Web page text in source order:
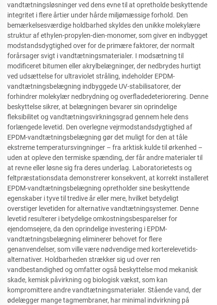
vandtætningsløsninger ved dens evne til at opretholde beskyttende
integritet i flere årtier under hårde miljømæssige forhold. Den
bemærkelsesværdige holdbarhed skyldes den unikke molekylære
struktur af ethylen-propylen-dien-monomer, som giver en indbygget
modstandsdygtighed over for de primære faktorer, der normalt
forårsager svigt i vandtætningsmaterialer. I modsætning til
modificeret bitumen eller akrylbelægninger, der nedbrydes hurtigt
ved udsættelse for ultraviolet stråling, indeholder EPDM-
vandtætningsbelægning indbyggede UV-stabilisatorer, der
forhindrer molekylær nedbrydning og overfladedeteriorering. Denne
beskyttelse sikrer, at belægningen bevarer sin oprindelige
fleksibilitet og vandtætningsvirkningsgrad gennem hele dens
forlængede levetid. Den overlegne vejrmodstandsdygtighed af
EPDM-vandtætningsbelægning gør det muligt for den at tåle
ekstreme temperatursvingninger – fra arktisk kulde til ørkenhed –
uden at opleve den termiske spænding, der får andre materialer til
at revne eller løsne sig fra deres underlag. Laboratorietests og
feltpræstationsdata demonstrerer konsekvent, at korrekt installeret
EPDM-vandtætningsbelægning opretholder sine beskyttende
egenskaber i tyve til tredive år eller mere, hvilket betydeligt
overstiger levetiden for alternative vandtætningsystemer. Denne
levetid resulterer i betydelige omkostningsbesparelser for
ejendomsejere, da den oprindelige investering i EPDM-
vandtætningsbelægning eliminerer behovet for flere
genanvendelser, som ville være nødvendige med korterelevetids-
alternativer. Holdbarheden strækker sig ud over ren
vandbestandighed og omfatter også beskyttelse mod mekanisk
skade, kemisk påvirkning og biologisk vækst, som kan
kompromittere andre vandtætningsmaterialer. Stående vand, der
ødelægger mange tagmembraner, har minimal indvirkning på